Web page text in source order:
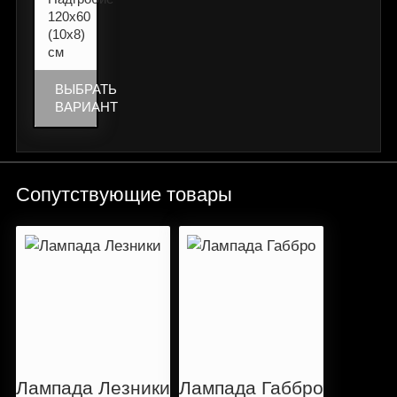
120х60
(10х8)
см
ВЫБРАТЬ
ВАРИАНТ
Сопутствующие товары
Лампада Лезники Лампада Габбро